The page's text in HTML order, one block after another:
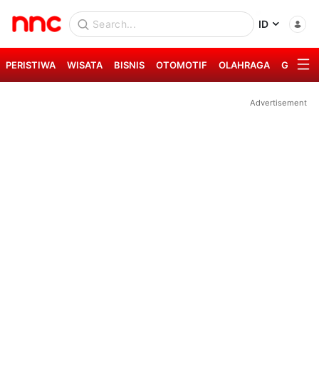
ID
PERISTIWA WISATA BISNIS OTOMOTIF OLAHRAGA GAYA
Advertisement